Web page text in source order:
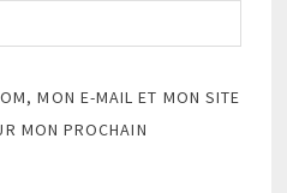
MON E-MAIL ET MON SITE
MON PROCHAIN